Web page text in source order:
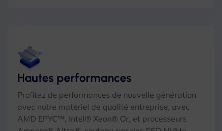
Hautes performances
Profitez de performances de nouvelle génération
avec notre matériel de qualité entreprise, avec
AMD EPYC™, Intel® Xeon® Or, et processeurs